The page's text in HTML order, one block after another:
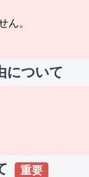
ん。
について
重要